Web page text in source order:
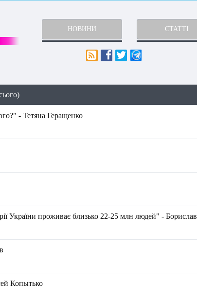
НОВИНИ СТАТТІ
- Тетяна Геращенко
України проживає близько 22-25 млн людей" - Борислав
Копытько